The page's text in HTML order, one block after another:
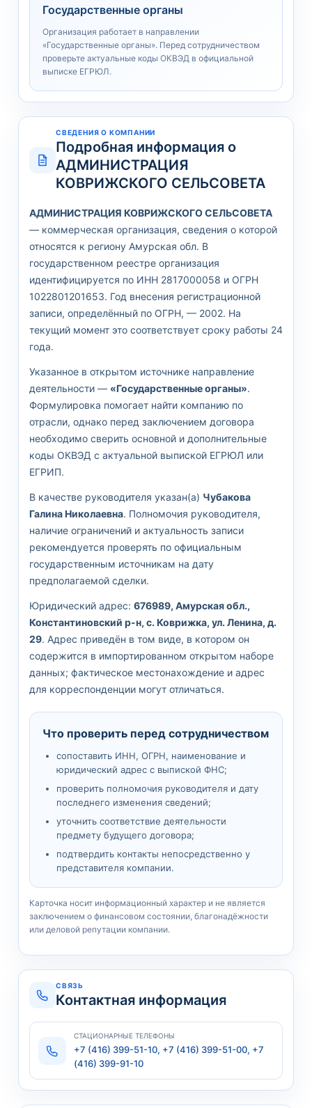
Государственные органы
Организация работает в направлении
«Государственные органы». Перед сотрудничеством
проверьте актуальные коды ОКВЭД в официальной
выписке ЕГРЮЛ.
СВЕДЕНИЯ О КОМПАНИИ
Подробная информация о
АДМИНИСТРАЦИЯ
КОВРИЖСКОГО СЕЛЬСОВЕТА
АДМИНИСТРАЦИЯ КОВРИЖСКОГО СЕЛЬСОВЕТА
— коммерческая организация, сведения о которой
относятся к региону Амурская обл. В
государственном реестре организация
идентифицируется по ИНН 2817000058 и ОГРН
1022801201653. Год внесения регистрационной
записи, определённый по ОГРН, — 2002. На
текущий момент это соответствует сроку работы 24
года.
Указанное в открытом источнике направление
деятельности — «Государственные органы».
Формулировка помогает найти компанию по
отрасли, однако перед заключением договора
необходимо сверить основной и дополнительные
коды ОКВЭД с актуальной выпиской ЕГРЮЛ или
ЕГРИП.
В качестве руководителя указан(а) Чубакова
Галина Николаевна. Полномочия руководителя,
наличие ограничений и актуальность записи
рекомендуется проверять по официальным
государственным источникам на дату
предполагаемой сделки.
Юридический адрес: 676989, Амурская обл.,
Константиновский р-н, с. Коврижка, ул. Ленина, д.
29. Адрес приведён в том виде, в котором он
содержится в импортированном открытом наборе
данных; фактическое местонахождение и адрес
для корреспонденции могут отличаться.
Что проверить перед сотрудничеством
сопоставить ИНН, ОГРН, наименование и
юридический адрес с выпиской ФНС;
проверить полномочия руководителя и дату
последнего изменения сведений;
уточнить соответствие деятельности
предмету будущего договора;
подтвердить контакты непосредственно у
представителя компании.
Карточка носит информационный характер и не является
заключением о финансовом состоянии, благонадёжности
или деловой репутации компании.
СВЯЗЬ
Контактная информация
СТАЦИОНАРНЫЕ ТЕЛЕФОНЫ
+7 (416) 399-51-10, +7 (416) 399-51-00, +7
(416) 399-91-10